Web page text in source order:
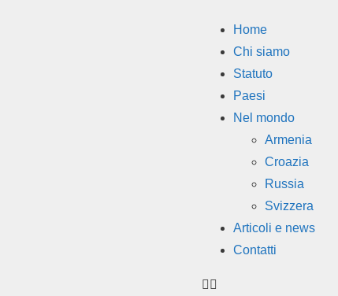
Home
Chi siamo
Statuto
Paesi
Nel mondo
Armenia
Croazia
Russia
Svizzera
Articoli e news
Contatti